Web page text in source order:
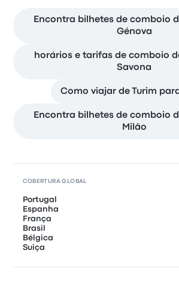
Encontra bilhetes de comboio
Génova
horários e tarifas de comboio
Savona
Como viajar de Turim
Encontra bilhetes de comboio
Milão
COBERTURA GLOBAL
Portugal
Espanha
França
Brasil
Bélgica
Suiça